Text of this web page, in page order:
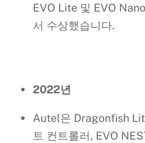
EVO Lite 및 EVO
서 수상했습니다.
2022년
Autel은 Dragonfish
트 컨트롤러, EVO